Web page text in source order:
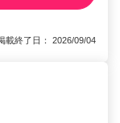
終了日： 2026/09/04